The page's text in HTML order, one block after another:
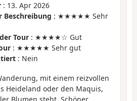
: 13. Apr 2026
Beschreibung : ★★★★★ Sehr
Tour : ★★★★☆ Gut
: ★★★★★ Sehr gut
: Nein
mit einem reizvollen
Heideland oder den Maquis,